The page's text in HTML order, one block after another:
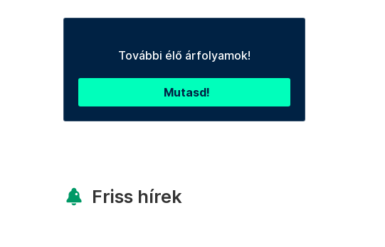
További élő árfolyamok!
Mutasd!
Friss hírek